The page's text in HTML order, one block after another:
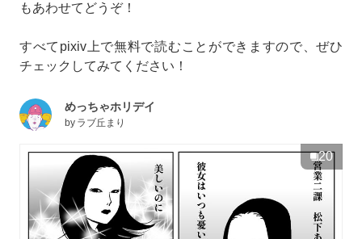
もあわせてどうぞ！
すべてpixiv上で無料で読むことができますので、ぜひ
チェックしてみてください！
めっちゃホリデイ
by ラブ丘まり
20